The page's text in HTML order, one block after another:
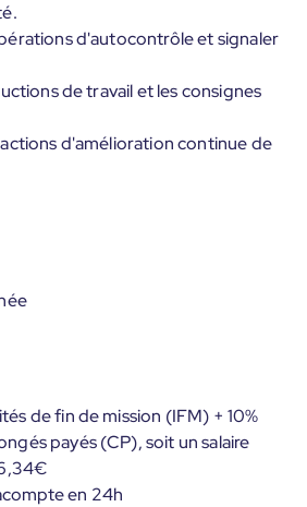
d'autocontrôle et signaler
de travail et les consignes
d'amélioration continue de
de fin de mission (IFM) + 10%
payés (CP), soit un salaire
en 24h